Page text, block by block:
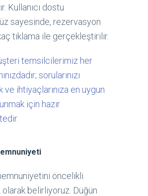
Kullanıcı dostu
sayesinde, rezervasyon
tıklama ile gerçekleştirilir.
temsilcilerimiz her
sorularınızı
ve ihtiyaçlarınıza en uygun
için hazır
öncelikli
belirliyoruz. Düğün